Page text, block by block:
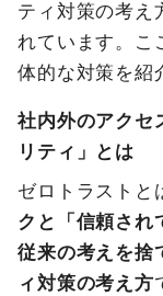
ティ対策の考え
れています。こ
体的な対策を紹
社内外のアクセ
リティ」とは
ゼロトラストと
クと「信頼され
従来の考えを捨
ィ対策の考え方